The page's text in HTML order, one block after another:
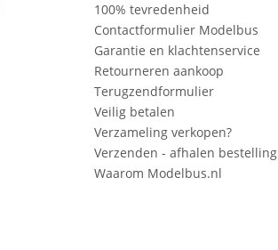
100% tevredenheid
Contactformulier Modelbus
Garantie en klachtenservice
Retourneren aankoop
Terugzendformulier
Veilig betalen
Verzameling verkopen?
Verzenden - afhalen bestelling
Waarom Modelbus.nl